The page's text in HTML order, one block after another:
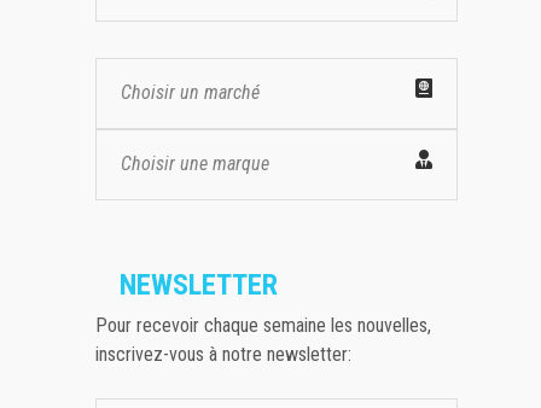
Choisir un marché
Choisir une marque
NEWSLETTER
Pour recevoir chaque semaine les nouvelles,
inscrivez-vous à notre newsletter: